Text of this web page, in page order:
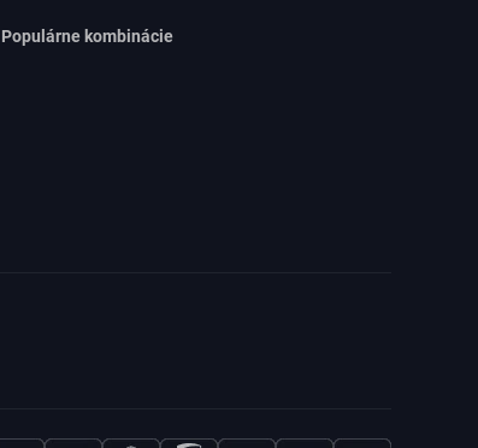
Populárne kombinácie